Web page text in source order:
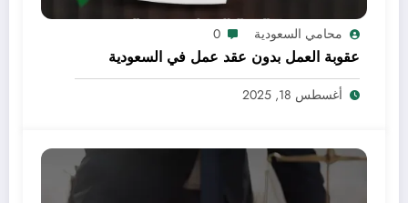
محامي السعودية 0
عقوبة العمل بدون عقد عمل في السعودية
أغسطس 18, 2025